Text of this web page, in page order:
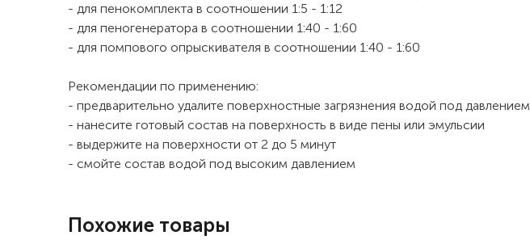
- для пенокомплекта в соотношении 1:5 - 1:12
- для пеногенератора в соотношении 1:40 - 1:60
- для помпового опрыскивателя в соотношении 1:40 - 1:60
Рекомендации по применению:
- предварительно удалите поверхностные загрязнения водой под давлением
- нанесите готовый состав на поверхность в виде пены или эмульсии
- выдержите на поверхности от 2 до 5 минут
- смойте состав водой под высоким давлением
Похожие товары